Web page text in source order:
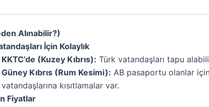
Alınabilir?)
İçin Kolaylık
KKTC’de (Kuzey Kıbrıs): Türk vatandaşları tapu
Güney Kıbrıs (Rum Kesimi): AB pasaportu olanlar
vatandaşlarına kısıtlamalar var.
Fiyatlar